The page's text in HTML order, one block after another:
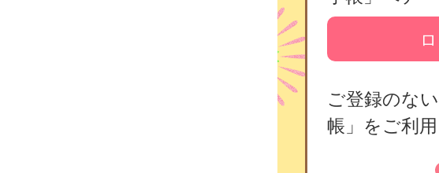
ご登録のな
帳」をご利用